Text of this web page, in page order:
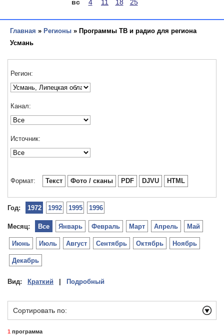
вс
4 11 18 25
Главная » Регионы » Программы ТВ и радио для региона
Усмань
Регион:
Канал:
Источник:
Формат: Текст Фото / сканы PDF DJVU HTML
Год: 1972 1992 1995 1996
Месяц: Январь Февраль Март Апрель Май
Июнь Июль Август Сентябрь Октябрь Ноябрь
Декабрь
Все
Вид: Краткий Подробный
Сортировать по:
1 программа